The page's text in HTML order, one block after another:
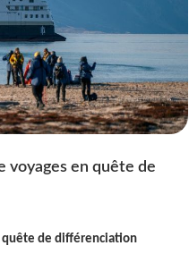
voyages en quête de
quête de différenciation